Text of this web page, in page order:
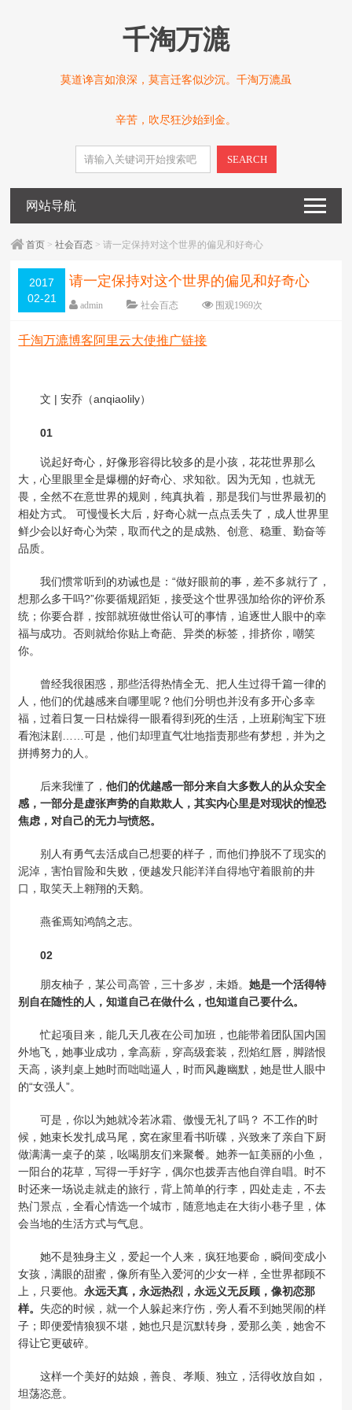
千淘万漉
莫道谗言如浪深，莫言迁客似沙沉。千淘万漉虽
辛苦，吹尽狂沙始到金。
SEARCH
网站导航
首页 >社会百态 > 请一定保持对这个世界的偏见和好奇心
2017
02-21
请一定保持对这个世界的偏见和好奇心
admin 社会百态 围观1969次
字体：大 中 小
千淘万漉博客阿里云大使推广链接
文 | 安乔（anqiaolily）
01
说起好奇心，好像形容得比较多的是小孩，花花世界那么
大，心里眼里全是爆棚的好奇心、求知欲。因为无知，也就无
畏，全然不在意世界的规则，纯真执着，那是我们与世界最初的
相处方式。 可慢慢长大后，好奇心就一点点丢失了，成人世界里
鲜少会以好奇心为荣，取而代之的是成熟、创意、稳重、勤奋等
品质。
我们惯常听到的劝诫也是：“做好眼前的事，差不多就行了，
想那么多干吗?”你要循规蹈矩，接受这个世界强加给你的评价系
统；你要合群，按部就班做世俗认可的事情，追逐世人眼中的幸
福与成功。否则就给你贴上奇葩、异类的标签，排挤你，嘲笑
你。
曾经我很困惑，那些活得热情全无、把人生过得千篇一律的
人，他们的优越感来自哪里呢？他们分明也并没有多开心多幸
福，过着日复一日枯燥得一眼看得到死的生活，上班刷淘宝下班
看泡沫剧……可是，他们却理直气壮地指责那些有梦想，并为之
拼搏努力的人。
后来我懂了，他们的优越感一部分来自大多数人的从众安全
感，一部分是虚张声势的自欺欺人，其实内心里是对现状的惶恐
焦虑，对自己的无力与愤怒。
别人有勇气去活成自己想要的样子，而他们挣脱不了现实的
泥淖，害怕冒险和失败，便越发只能洋洋自得地守着眼前的井
口，取笑天上翱翔的天鹅。
燕雀焉知鸿鹄之志。
02
朋友柚子，某公司高管，三十多岁，未婚。她是一个活得特
别自在随性的人，知道自己在做什么，也知道自己要什么。
忙起项目来，能几天几夜在公司加班，也能带着团队国内国
外地飞，她事业成功，拿高薪，穿高级套装，烈焰红唇，脚踏恨
天高，谈判桌上她时而咄咄逼人，时而风趣幽默，她是世人眼中
的“女强人”。
可是，你以为她就冷若冰霜、傲慢无礼了吗？ 不工作的时
候，她束长发扎成马尾，窝在家里看书听碟，兴致来了亲自下厨
做满满一桌子的菜，吆喝朋友们来聚餐。她养一缸美丽的小鱼，
一阳台的花草，写得一手好字，偶尔也拨弄吉他自弹自唱。时不
时还来一场说走就走的旅行，背上简单的行李，四处走走，不去
热门景点，全看心情选一个城市，随意地走在大街小巷子里，体
会当地的生活方式与气息。
她不是独身主义，爱起一个人来，疯狂地要命，瞬间变成小
女孩，满眼的甜蜜，像所有坠入爱河的少女一样，全世界都顾不
上，只要他。永远天真，永远热烈，永远义无反顾，像初恋那
样。 失恋的时候，就一个人躲起来疗伤，旁人看不到她哭闹的样
子；即便爱情狼狈不堪，她也只是沉默转身，爱那么美，她舍不
得让它更破碎。
这样一个美好的姑娘，善良、孝顺、独立，活得收放自如，
坦荡恣意。